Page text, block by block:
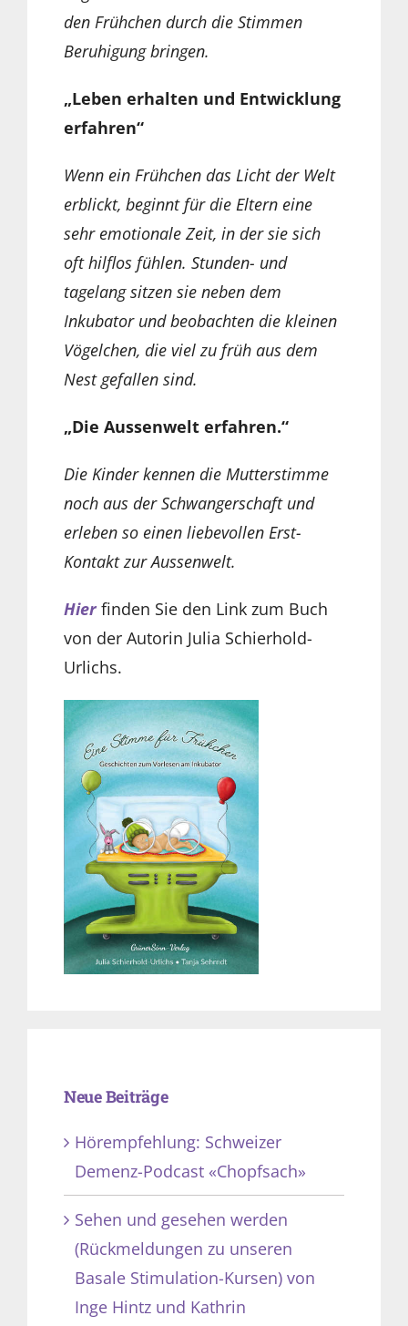
den Frühchen durch die Stimmen
Beruhigung bringen.
„Leben erhalten und Entwicklung
erfahren“
Wenn ein Frühchen das Licht der Welt
erblickt, beginnt für die Eltern eine
sehr emotionale Zeit, in der sie sich
oft hilflos fühlen. Stunden- und
tagelang sitzen sie neben dem
Inkubator und beobachten die kleinen
Vögelchen, die viel zu früh aus dem
Nest gefallen sind.
„Die Aussenwelt erfahren.“
Die Kinder kennen die Mutterstimme
noch aus der Schwangerschaft und
erleben so einen liebevollen Erst-
Kontakt zur Aussenwelt.
Hier finden Sie den Link zum Buch
von der Autorin Julia Schierhold-
Urlichs.
Neue Beiträge
Hörempfehlung: Schweizer
Demenz-Podcast «Chopfsach»
Sehen und gesehen werden
(Rückmeldungen zu unseren
Basale Stimulation-Kursen) von
Inge Hintz und Kathrin